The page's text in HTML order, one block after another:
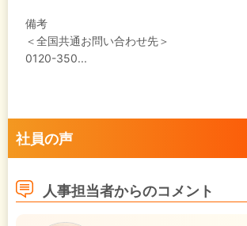
備考
＜全国共通お問い合わせ先＞
0120-350...
社員の声
人事担当者からのコメント